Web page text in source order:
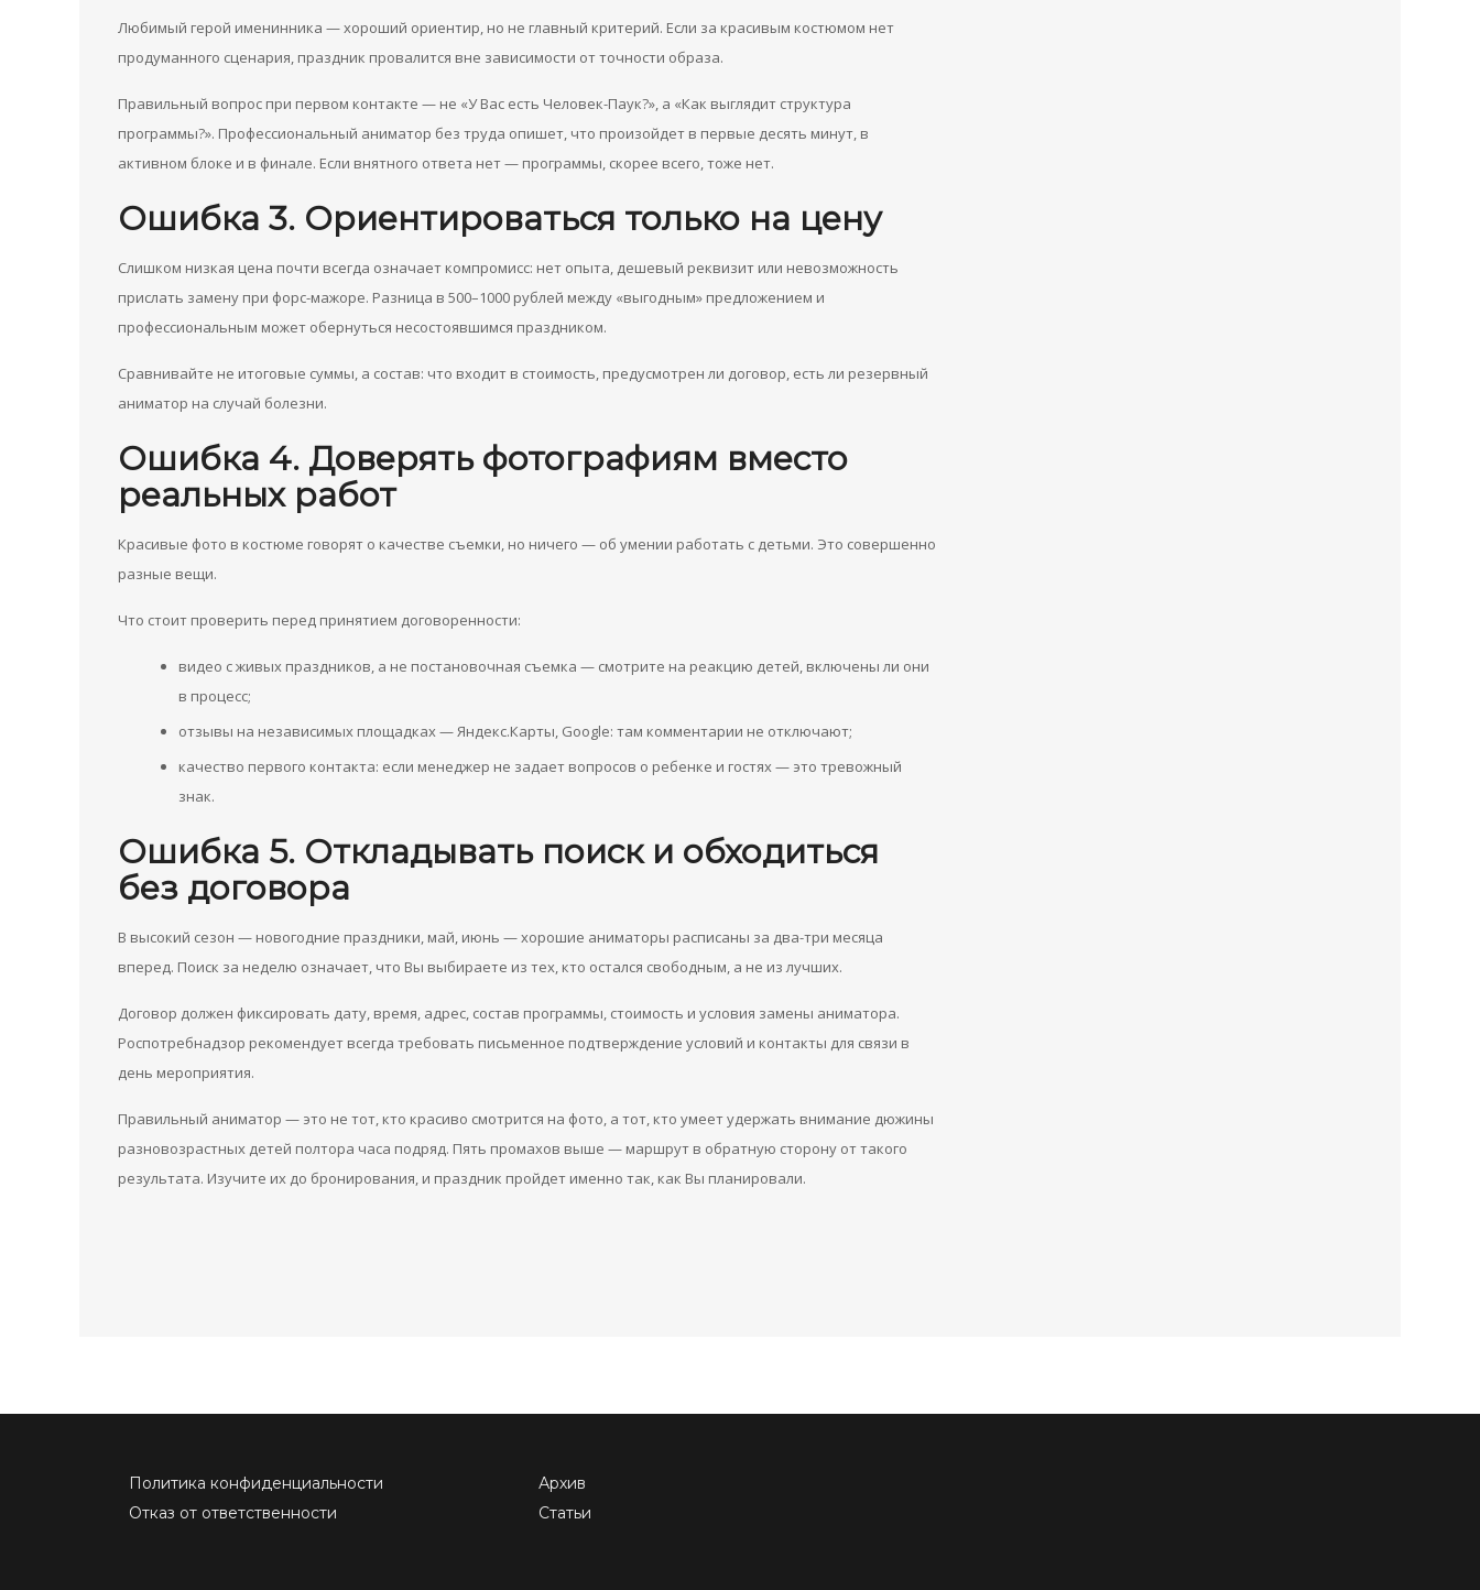
Любимый герой именинника — хороший ориентир, но не главный критерий. Если за красивым костюмом нет
продуманного сценария, праздник провалится вне зависимости от точности образа.
Правильный вопрос при первом контакте — не «У Вас есть Человек-Паук?», а «Как выглядит структура
программы?». Профессиональный аниматор без труда опишет, что произойдет в первые десять минут, в
активном блоке и в финале. Если внятного ответа нет — программы, скорее всего, тоже нет.
Ошибка 3. Ориентироваться только на цену
Слишком низкая цена почти всегда означает компромисс: нет опыта, дешевый реквизит или невозможность
прислать замену при форс-мажоре. Разница в 500–1000 рублей между «выгодным» предложением и
профессиональным может обернуться несостоявшимся праздником.
Сравнивайте не итоговые суммы, а состав: что входит в стоимость, предусмотрен ли договор, есть ли резервный
аниматор на случай болезни.
Ошибка 4. Доверять фотографиям вместо
реальных работ
Красивые фото в костюме говорят о качестве съемки, но ничего — об умении работать с детьми. Это совершенно
разные вещи.
Что стоит проверить перед принятием договоренности:
видео с живых праздников, а не постановочная съемка — смотрите на реакцию детей, включены ли они
в процесс;
отзывы на независимых площадках — Яндекс.Карты, Google: там комментарии не отключают;
качество первого контакта: если менеджер не задает вопросов о ребенке и гостях — это тревожный
знак.
Ошибка 5. Откладывать поиск и обходиться
без договора
В высокий сезон — новогодние праздники, май, июнь — хорошие аниматоры расписаны за два-три месяца
вперед. Поиск за неделю означает, что Вы выбираете из тех, кто остался свободным, а не из лучших.
Договор должен фиксировать дату, время, адрес, состав программы, стоимость и условия замены аниматора.
Роспотребнадзор рекомендует всегда требовать письменное подтверждение условий и контакты для связи в
день мероприятия.
Правильный аниматор — это не тот, кто красиво смотрится на фото, а тот, кто умеет удержать внимание дюжины
разновозрастных детей полтора часа подряд. Пять промахов выше — маршрут в обратную сторону от такого
результата. Изучите их до бронирования, и праздник пройдет именно так, как Вы планировали.
Политика конфиденциальности
Отказ от ответственности
Архив
Статьи